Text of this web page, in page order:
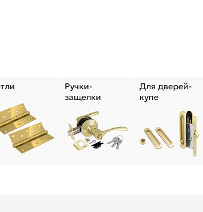
Ручки-
защелки
Для дверей-
купе